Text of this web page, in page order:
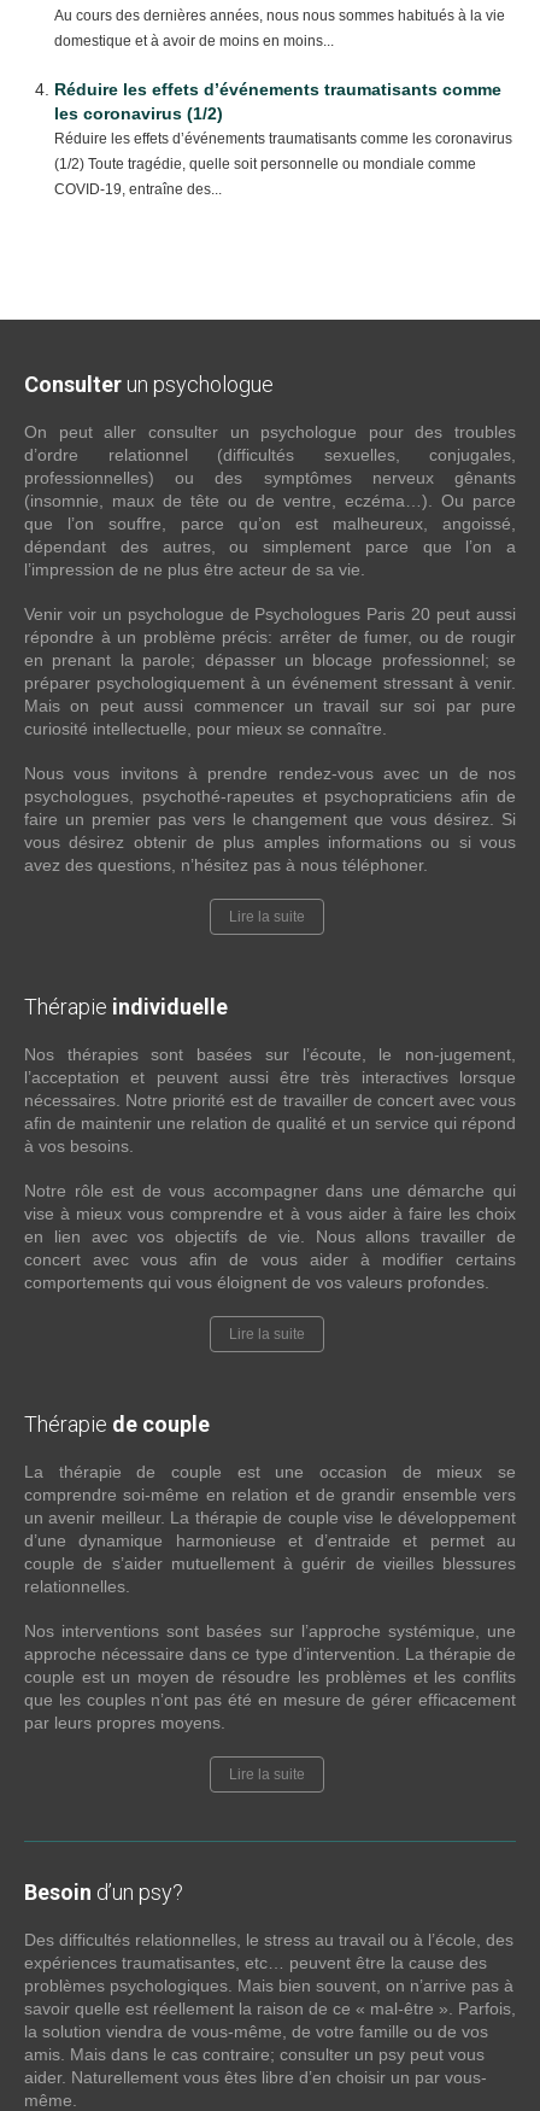
Au cours des dernières années, nous nous sommes habitués à la vie
domestique et à avoir de moins en moins...
Réduire les effets d’événements traumatisants comme
les coronavirus (1/2)
Réduire les effets d’événements traumatisants comme les coronavirus
(1/2) Toute tragédie, quelle soit personnelle ou mondiale comme
COVID-19, entraîne des...
Consulter un psychologue
On peut aller consulter un psychologue pour des troubles
d’ordre relationnel (difficultés sexuelles, conjugales,
professionnelles) ou des symptômes nerveux gênants
(insomnie, maux de tête ou de ventre, eczéma…). Ou parce
que l’on souffre, parce qu’on est malheureux, angoissé,
dépendant des autres, ou simplement parce que l’on a
l’impression de ne plus être acteur de sa vie.
Venir voir un psychologue de Psychologues Paris 20 peut aussi
répondre à un problème précis: arrêter de fumer, ou de rougir
en prenant la parole; dépasser un blocage professionnel; se
préparer psychologiquement à un événement stressant à venir.
Mais on peut aussi commencer un travail sur soi par pure
curiosité intellectuelle, pour mieux se connaître.
Nous vous invitons à prendre rendez-vous avec un de nos
psychologues, psychothé-rapeutes et psychopraticiens afin de
faire un premier pas vers le changement que vous désirez. Si
vous désirez obtenir de plus amples informations ou si vous
avez des questions, n’hésitez pas à nous téléphoner.
Lire la suite
Thérapie individuelle
Nos thérapies sont basées sur l’écoute, le non-jugement,
l’acceptation et peuvent aussi être très interactives lorsque
nécessaires. Notre priorité est de travailler de concert avec vous
afin de maintenir une relation de qualité et un service qui répond
à vos besoins.
Notre rôle est de vous accompagner dans une démarche qui
vise à mieux vous comprendre et à vous aider à faire les choix
en lien avec vos objectifs de vie. Nous allons travailler de
concert avec vous afin de vous aider à modifier certains
comportements qui vous éloignent de vos valeurs profondes.
Lire la suite
Thérapie de couple
La thérapie de couple est une occasion de mieux se
comprendre soi-même en relation et de grandir ensemble vers
un avenir meilleur. La thérapie de couple vise le développement
d’une dynamique harmonieuse et d’entraide et permet au
couple de s’aider mutuellement à guérir de vieilles blessures
relationnelles.
Nos interventions sont basées sur l’approche systémique, une
approche nécessaire dans ce type d’intervention. La thérapie de
couple est un moyen de résoudre les problèmes et les conflits
que les couples n’ont pas été en mesure de gérer efficacement
par leurs propres moyens.
Lire la suite
Besoin d’un psy?
Des difficultés relationnelles, le stress au travail ou à l’école, des
expériences traumatisantes, etc… peuvent être la cause des
problèmes psychologiques. Mais bien souvent, on n’arrive pas à
savoir quelle est réellement la raison de ce « mal-être ». Parfois,
la solution viendra de vous-même, de votre famille ou de vos
amis. Mais dans le cas contraire; consulter un psy peut vous
aider. Naturellement vous êtes libre d’en choisir un par vous-
même.